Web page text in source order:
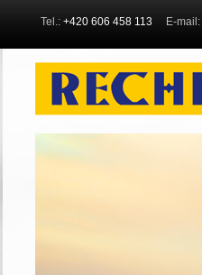
Tel.: +420 606 458 113 E-mail: